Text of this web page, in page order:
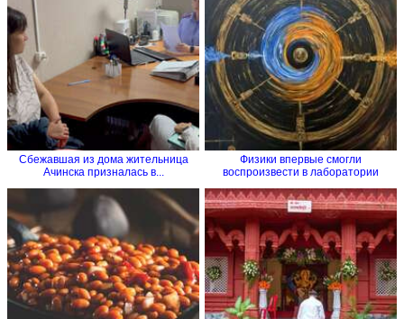
Сбежавшая из дома жительница
Ачинска призналась в...
Физики впервые смогли
воспроизвести в лаборатории